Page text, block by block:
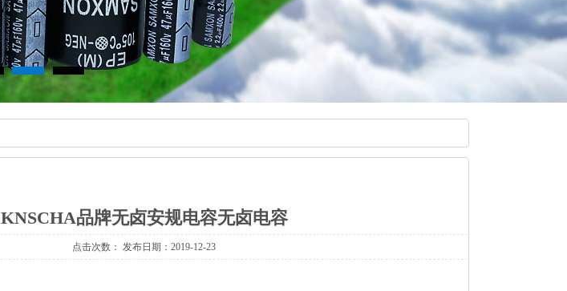
KNSCHA品牌无卤安规电容无卤电容
点击次数： 发布日期：2019-12-23